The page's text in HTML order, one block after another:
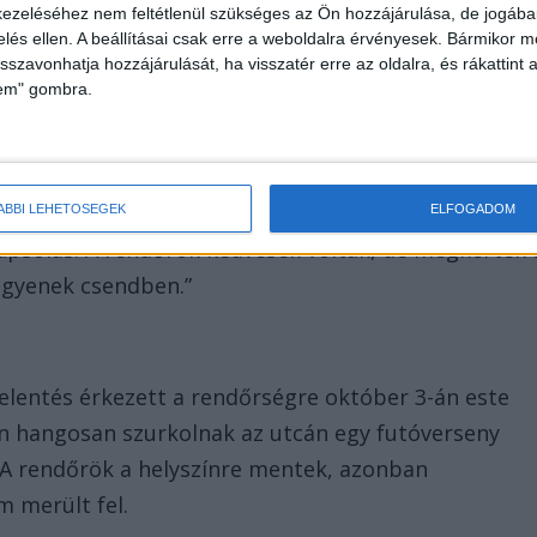
nem feltétlenül szükséges az Ön hozzájárulása, de
ellen. A beállításai csak erre a weboldalra érvényesek. Bármikor
hozzájárulását, ha visszatér erre az oldalra, és rákattint
gombra.
LEHETŐSÉGEK ELFOGADOM
szombat éjjel érkeztek a településre. Nóriék
biztatni a sportolókat” – árulta el a Blikknek
alig vannak lakók, a többség hazaköltözött a
A rendőrök kedvesek voltak, de megkérték
csendben.”
érkezett a rendőrségre október 3-án este
szurkolnak az utcán egy futóverseny
rendőrök a helyszínre mentek, azonban
merült fel.